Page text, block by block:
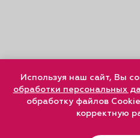
Используя наш сайт, Вы
обработки персональных
обработку файлов
корректную